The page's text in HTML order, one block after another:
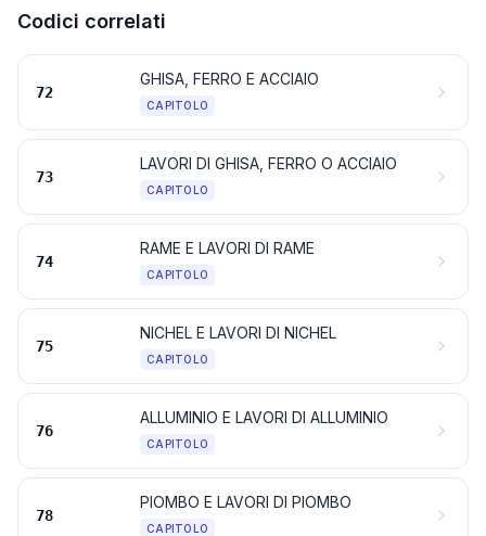
Codici correlati
72
GHISA, FERRO E ACCIAIO
CAPITOLO
73
LAVORI DI GHISA, FERRO O ACCIAIO
CAPITOLO
74
RAME E LAVORI DI RAME
CAPITOLO
75
NICHEL E LAVORI DI NICHEL
CAPITOLO
76
ALLUMINIO E LAVORI DI ALLUMINIO
CAPITOLO
78
PIOMBO E LAVORI DI PIOMBO
CAPITOLO